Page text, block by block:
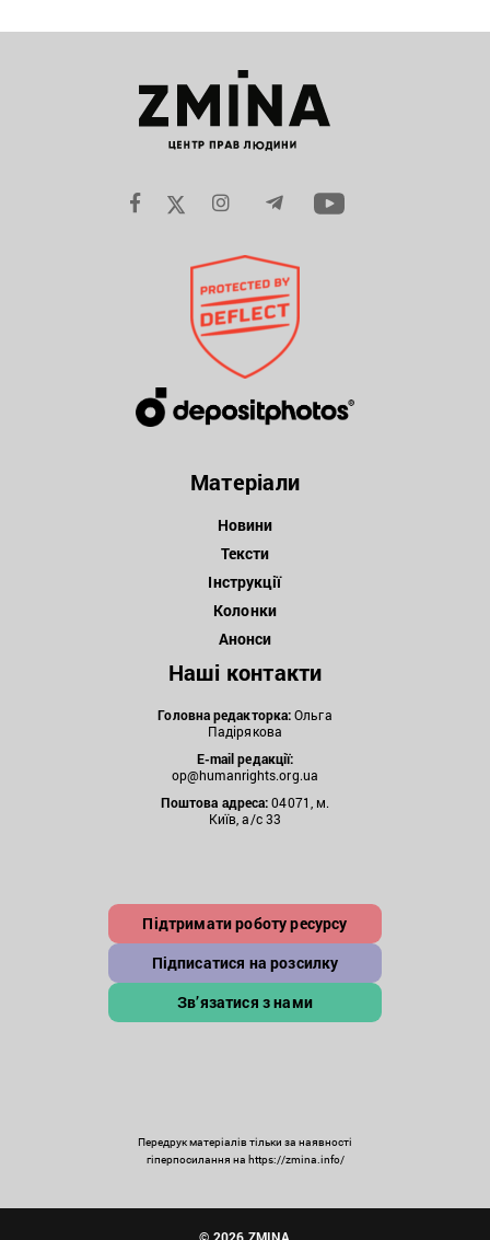
Матеріали
Новини
Тексти
Інструкції
Колонки
Анонси
Наші контакти
Головна редакторка:Ольга
Падірякова
E-mail редакції:
op@humanrights.org.ua
Поштова адреса:04071, м.
Київ, а/с 33
Підтримати роботу ресурсу
Підписатися на розсилку
Зв’язатися з нами
Передрук матеріалів тільки за наявності
гіперпосилання на https://zmina.info/